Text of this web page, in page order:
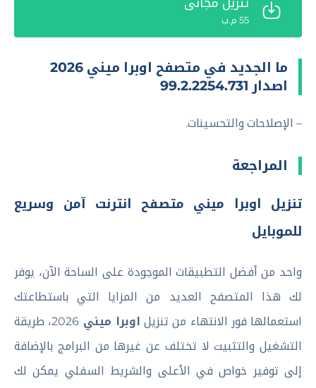
55 م.ب
ما الجديد في متصفح اوبرا ميني 2026
اصدار 99.2.2254.731
– الإصلاحات والتحسينات.
المراجعة
تنزيل اوبرا ميني متصفح انترنت آمن وسريع
للموبايل
واحد من أفضل التطبيقات الموجودة على الساحة الآن، يوفر
لك هذا المتصفح العديد من المزايا التي باستطاعتك
استعمالها فور الانتهاء من تنزيل اوبرا ميني
2026، طريقة
التشغيل والتثبيت لا تختلف عن غيرها من البرامج بالإضافة
إلى توفير خواص في الأعلى والشريط السفلي يمكن لك